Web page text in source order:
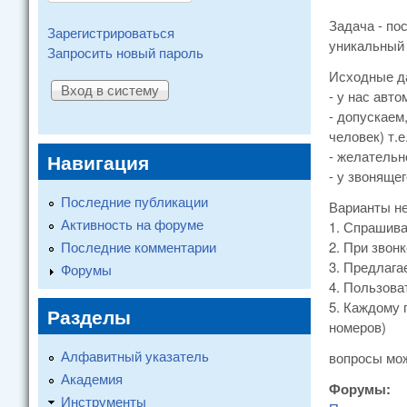
Задача -
Исходные
- у нас
-
человек)
-
- у
Варианты
1.
2. При
3.
4.
5. Каждому
номеров)
вопросы
Форумы:
Зарегистрироваться
Запросить новый пароль
Навигация
Последние публикации
Активность на форуме
Последние комментарии
Форумы
Разделы
Алфавитный указатель
Академия
Инструменты